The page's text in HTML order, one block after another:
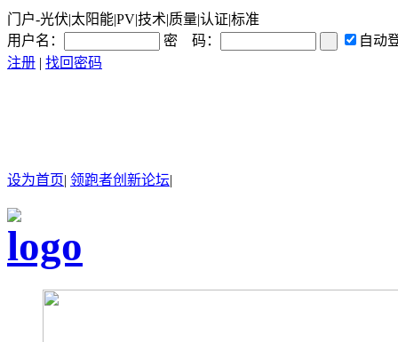
门户-光伏|太阳能|PV|技术|质量|认证|标准
用户名：
密 码：
自动
注册 | 找回密码
设为首页| 领跑者创新论坛|